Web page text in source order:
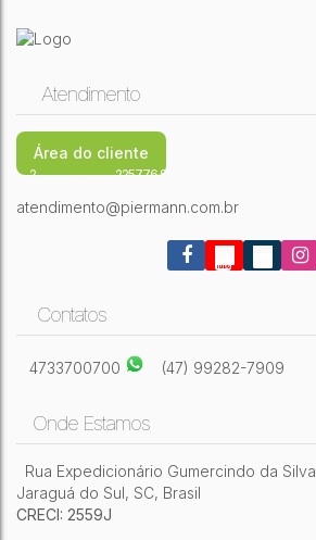
2 225776,84m²
Atendimento
Área do cliente
atendimento@piermann.com.br
Contatos
4733700700 (47) 99282-7909
Onde Estamos
Rua Expedicionário Gumercindo da Silva
Jaraguá do Sul, SC, Brasil
CRECI: 2559J